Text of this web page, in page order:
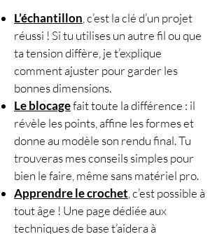
par immersion, lecture de
diagramme (annexe).
📐Échantillon conseillé
pointéventail ajouré→10 x
10 cm = 10 mailles et 7 rangs
👩‍🏫Avant de vous lancer :
vous devez maîtriser: m.l.,
m.s., brides, m.c., travailler en
rond, repérer les mailles
(marqueurs), et être à l’aise
avec le motif éventail ajouré +
finitions (fausse maille) +
blocage. Le PDF inclut des
L’échantillon , c’est la clé d’un projet
réussi ! Si tu utilises un autre fil ou que
ta tension diffère, je t’explique
comment ajuster pour garder les
bonnes dimensions.
Le blocagefait toute la différence : il
révèle les points, affine les formes et
donne au modèle son rendu final. Tu
trouveras mes conseils simples pour
bien le faire, même sans matériel pro.
Apprendre le crochet , c’est possible à
tout âge ! Une page dédiée aux
techniques de base t’aidera à